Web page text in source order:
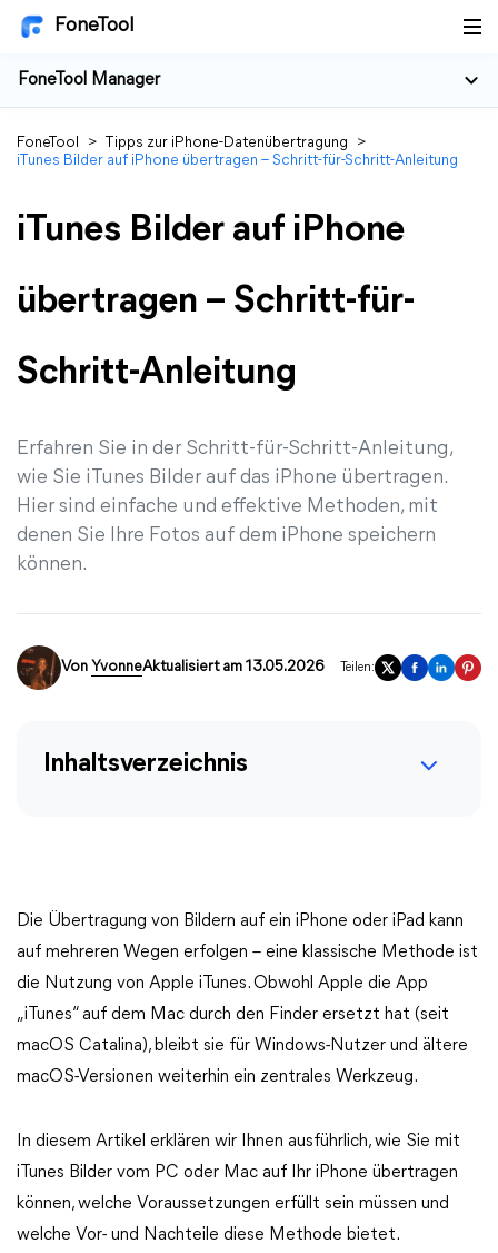
FoneTool
FoneTool Manager
FoneTool > Tipps zur iPhone-Datenübertragung
>
iTunes Bilder auf iPhone übertragen – Schritt-für-Schritt-Anleitung
iTunes Bilder auf iPhone
übertragen – Schritt-für-
Schritt-Anleitung
Erfahren Sie in der Schritt-für-Schritt-Anleitung,
wie Sie iTunes Bilder auf das iPhone übertragen.
Hier sind einfache und effektive Methoden, mit
denen Sie Ihre Fotos auf dem iPhone speichern
können.
Von YvonneAktualisiert am 13.05.2026 Teilen:
Inhaltsverzeichnis
Die Übertragung von Bildern auf ein iPhone oder iPad kann
auf mehreren Wegen erfolgen – eine klassische Methode ist
die Nutzung von Apple iTunes. Obwohl Apple die App
„iTunes“ auf dem Mac durch den Finder ersetzt hat (seit
macOS Catalina), bleibt sie für Windows-Nutzer und ältere
macOS-Versionen weiterhin ein zentrales Werkzeug.
In diesem Artikel erklären wir Ihnen ausführlich, wie Sie mit
iTunes Bilder vom PC oder Mac auf Ihr iPhone übertragen
können, welche Voraussetzungen erfüllt sein müssen und
welche Vor- und Nachteile diese Methode bietet.